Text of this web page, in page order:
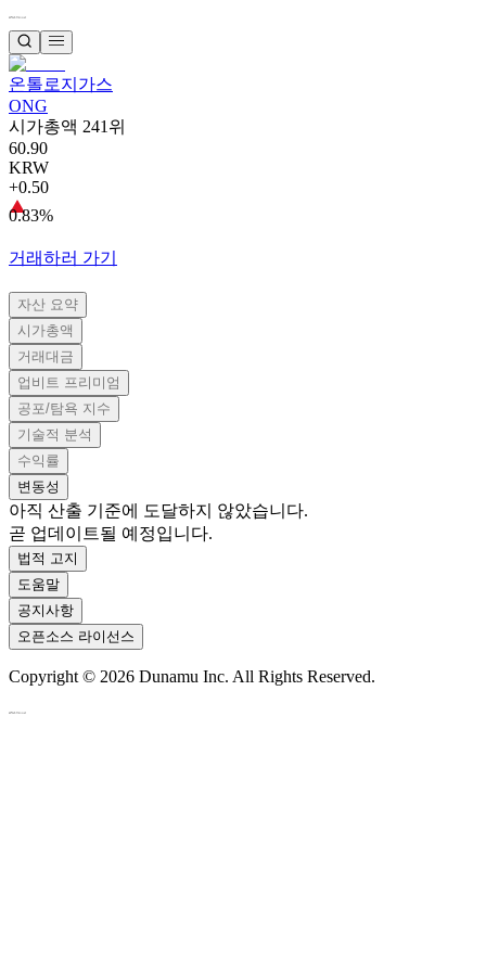
온톨로지가스
ONG
시가총액 241위
60.90
KRW
+0.50
0.83%
거래하러 가기
자산 요약
시가총액
거래대금
업비트 프리미엄
공포/탐욕 지수
기술적 분석
수익률
변동성
아직 산출 기준에 도달하지 않았습니다.
곧 업데이트될 예정입니다.
법적 고지
도움말
공지사항
오픈소스 라이선스
Copyright © 2026 Dunamu Inc. All Rights Reserved.